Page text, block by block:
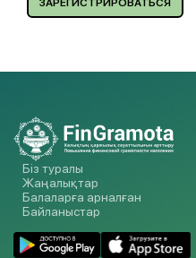
ЗАРЕГИСТРИРОВАТЬСЯ
Біз туралы
Жаңалықтар
Балаларға арналған
Байланыстар